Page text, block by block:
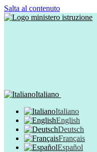
Salta al contenuto
Italiano
Italiano
English
Deutsch
Français
Español